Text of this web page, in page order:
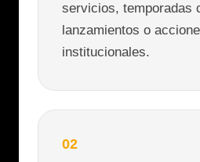
servicios, temporadas
lanzamientos o
institucionales.
02